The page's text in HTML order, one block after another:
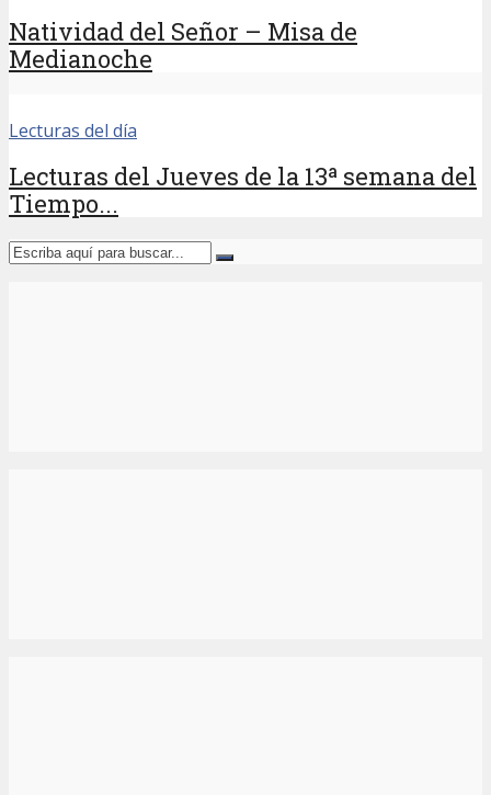
Natividad del Señor – Misa de
Medianoche
Lecturas del día
Lecturas del Jueves de la 13ª semana del
Tiempo...